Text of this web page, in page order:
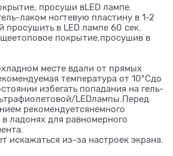
просуши вLED лампе.
лаком ногтевую пластину в 1-2
просушить в LED лампе 60 сек.
покрытие,просушив в
месте вдали от прямых
температура от 10°Сдо
избегать попадания на гель-
LEDлампы.Перед
рекомендуетсянемного
ладонях для равномерного
искажаться из-за настроек экрана.